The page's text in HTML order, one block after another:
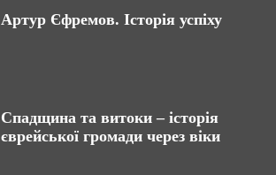
Артур Єфремов. Історія успіху
Спадщина та витоки – історія
єврейської громади через віки